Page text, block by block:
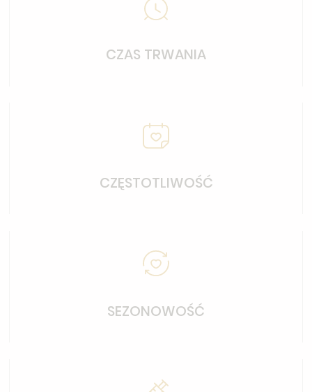
CZAS TRWANIA
CZĘSTOTLIWOŚĆ
SEZONOWOŚĆ